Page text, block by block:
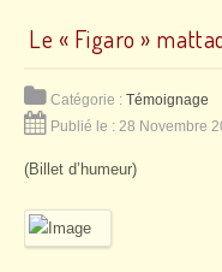
Le « Figaro »
Catégorie : Témoignage
Publié le : 28 Novembre
(Billet d’humeur)